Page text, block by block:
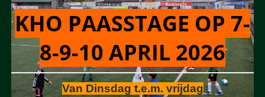
KHO PAASSTAGE OP 7-
8-9-10 APRIL 2026
Van Dinsdag t.e.m. vrijdag